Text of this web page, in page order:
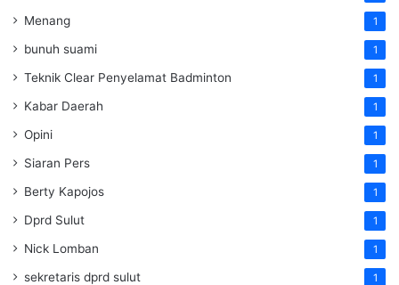
Menang 1
bunuh suami 1
Teknik Clear Penyelamat Badminton 1
Kabar Daerah 1
Opini 1
Siaran Pers 1
Berty Kapojos 1
Dprd Sulut 1
Nick Lomban 1
sekretaris dprd sulut 1